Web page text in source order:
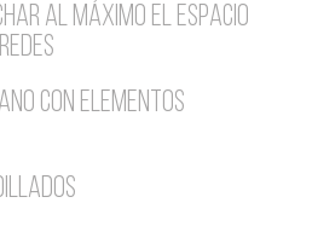
AL MÁXIMO EL ESPACIO
CON ELEMENTOS